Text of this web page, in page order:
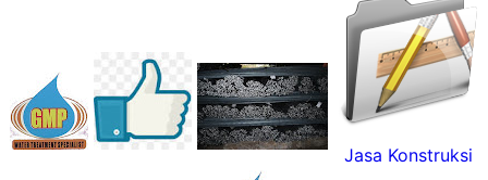
Jasa Konstruksi